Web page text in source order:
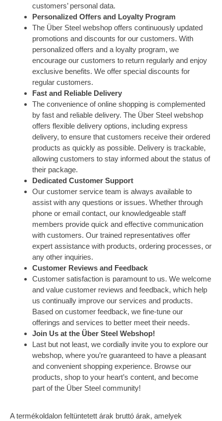
customers’ personal data.
Personalized Offers and Loyalty Program
The Über Steel webshop offers continuously updated
promotions and discounts for our customers. With
personalized offers and a loyalty program, we
encourage our customers to return regularly and enjoy
exclusive benefits. We offer special discounts for
regular customers.
Fast and Reliable Delivery
The convenience of online shopping is complemented
by fast and reliable delivery. The Über Steel webshop
offers flexible delivery options, including express
delivery, to ensure that customers receive their ordered
products as quickly as possible. Delivery is trackable,
allowing customers to stay informed about the status of
their package.
Dedicated Customer Support
Our customer service team is always available to
assist with any questions or issues. Whether through
phone or email contact, our knowledgeable staff
members provide quick and effective communication
with customers. Our trained representatives offer
expert assistance with products, ordering processes, or
any other inquiries.
Customer Reviews and Feedback
Customer satisfaction is paramount to us. We welcome
and value customer reviews and feedback, which help
us continually improve our services and products.
Based on customer feedback, we fine-tune our
offerings and services to better meet their needs.
Join Us at the Über Steel Webshop!
Last but not least, we cordially invite you to explore our
webshop, where you’re guaranteed to have a pleasant
and convenient shopping experience. Browse our
products, shop to your heart’s content, and become
part of the Über Steel community!
A termékoldalon feltüntetett árak bruttó árak, amelyek